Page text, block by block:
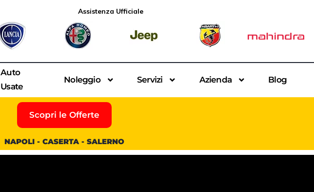
Assistenza Ufficiale
Auto
Usate
Noleggio Servizi Azienda Blog
Scopri le Offerte
NAPOLI - CASERTA - SALERNO